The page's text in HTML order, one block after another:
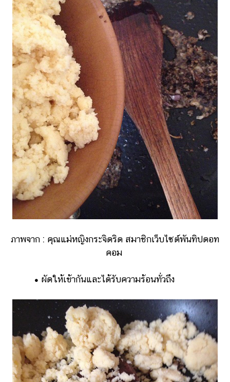
ภาพจาก : คุณแม่หญิงกระจิดริด สมาชิกเว็บไซต์พันทิปดอท
คอม
• ผัดให้เข้ากันและได้รับความร้อนทั่วถึง